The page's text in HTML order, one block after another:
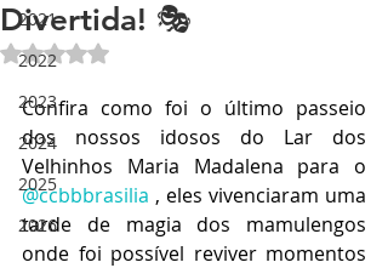
2021
2022
2023
2024
2025
2026
Divertida! 🎭
Avaliado com NaN de 5 estrelas.
Confira como foi o último passeio
dos nossos idosos do Lar dos
@ccbbbrasilia , eles vivenciaram uma
tarde de magia dos mamulengos
onde foi possível reviver momentos